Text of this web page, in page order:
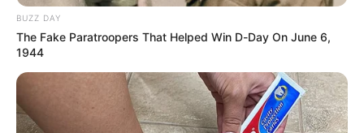
Además, confirmaron que se realizan bloqueos
intermitentes como parte de una estrategia pedagógica
para explicar a los conductores las razones de la protesta,
BUZZ DAY
The Fake Paratroopers That Helped Win D-Day On June 6,
1944